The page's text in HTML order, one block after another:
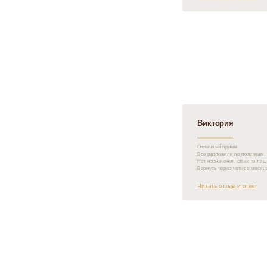
Виктория
Отличный прием
Все разложили по полочкам,
Нет назначения каких-то
Вернусь через четыре
Читать отзыв и ответ